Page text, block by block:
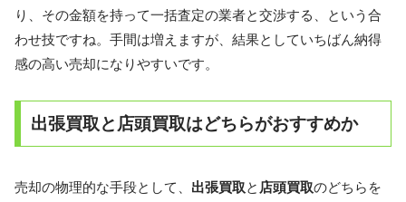
り、その金額を持って一括査定の業者と交渉する、という合
わせ技ですね。手間は増えますが、結果としていちばん納得
感の高い売却になりやすいです。
出張買取と店頭買取はどちらがおすすめか
売却の物理的な手段として、 出張買取と 店頭買取のどちらを